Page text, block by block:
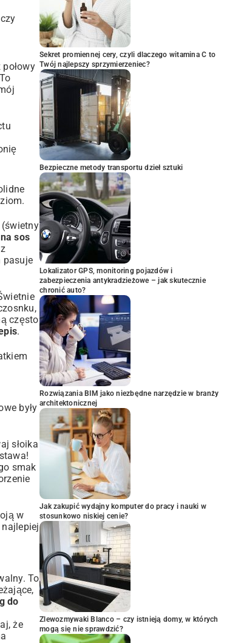
sos
pasuje
często
.
były
słoika
smak
w
To
do
że
Sekret promiennej cery, czyli dlaczego witamina C to
Twój najlepszy sprzymierzeniec?
Bezpieczne metody transportu dzieł sztuki
Lokalizator GPS, monitoring pojazdów i
zabezpieczenia antykradzieżowe – jak skutecznie
chronić auto?
Rozwiązania BIM jako niezbędne narzędzie w branży
architektonicznej
Jak zakupić wydajny komputer do pracy i nauki w
stosunkowo niskiej cenie?
Zlewozmywaki Blanco – czy istnieją domy, w których
mogą się nie sprawdzić?